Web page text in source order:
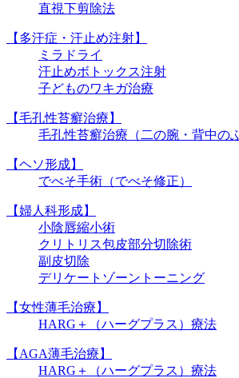
直視下剪除法
【多汗症・汗止め注射】
ミラドライ
汗止めボトックス注射
子どものワキガ治療
【⽑孔性苔癬治療】
⽑孔性苔癬治療（⼆の腕・背中の
【ヘソ形成】
でべそ手術（でべそ修正）
【婦人科形成】
小陰唇縮小術
クリトリス包皮部分切除術
副皮切除
デリケートゾーントーニング
【女性薄毛治療】
HARG＋（ハーグプラス）療法
【AGA薄毛治療】
HARG＋（ハーグプラス）療法